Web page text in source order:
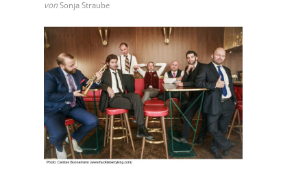
von Sonja Straube